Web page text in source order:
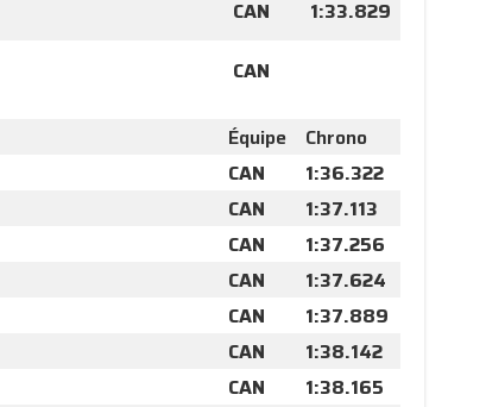
CAN
1:33.829
CAN
Équipe
Chrono
CAN
1:36.322
CAN
1:37.113
CAN
1:37.256
CAN
1:37.624
CAN
1:37.889
CAN
1:38.142
CAN
1:38.165